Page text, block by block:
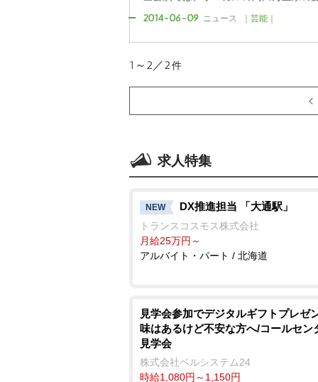
2014-06-09 ニュース ｜芸能｜
1～2／2件
求人特集
NEW DX推進担当 「大通駅」
トランスコスモス株式会社
月給25万円～
アルバイト・パート / 北海道
見学会参加でデジタルギフトプレゼ
味はあるけど不安な方へ/コールセン
見学会
株式会社ベルシステム24
時給1,080円～1,150円